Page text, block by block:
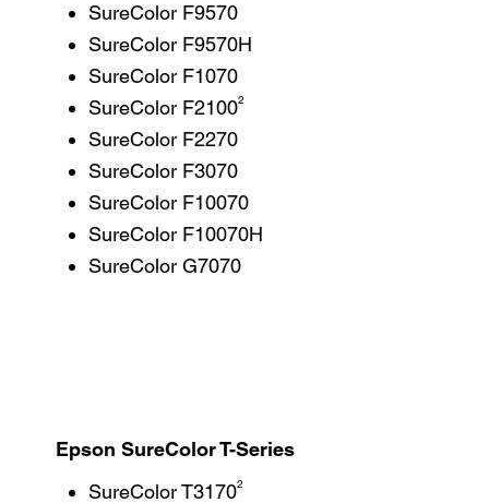
SureColor F9570
SureColor F9570H
SureColor F1070
SureColor F21002
SureColor F2270
SureColor F3070
SureColor F10070
SureColor F10070H
SureColor G7070
Epson SureColor T-Series
SureColor T31702